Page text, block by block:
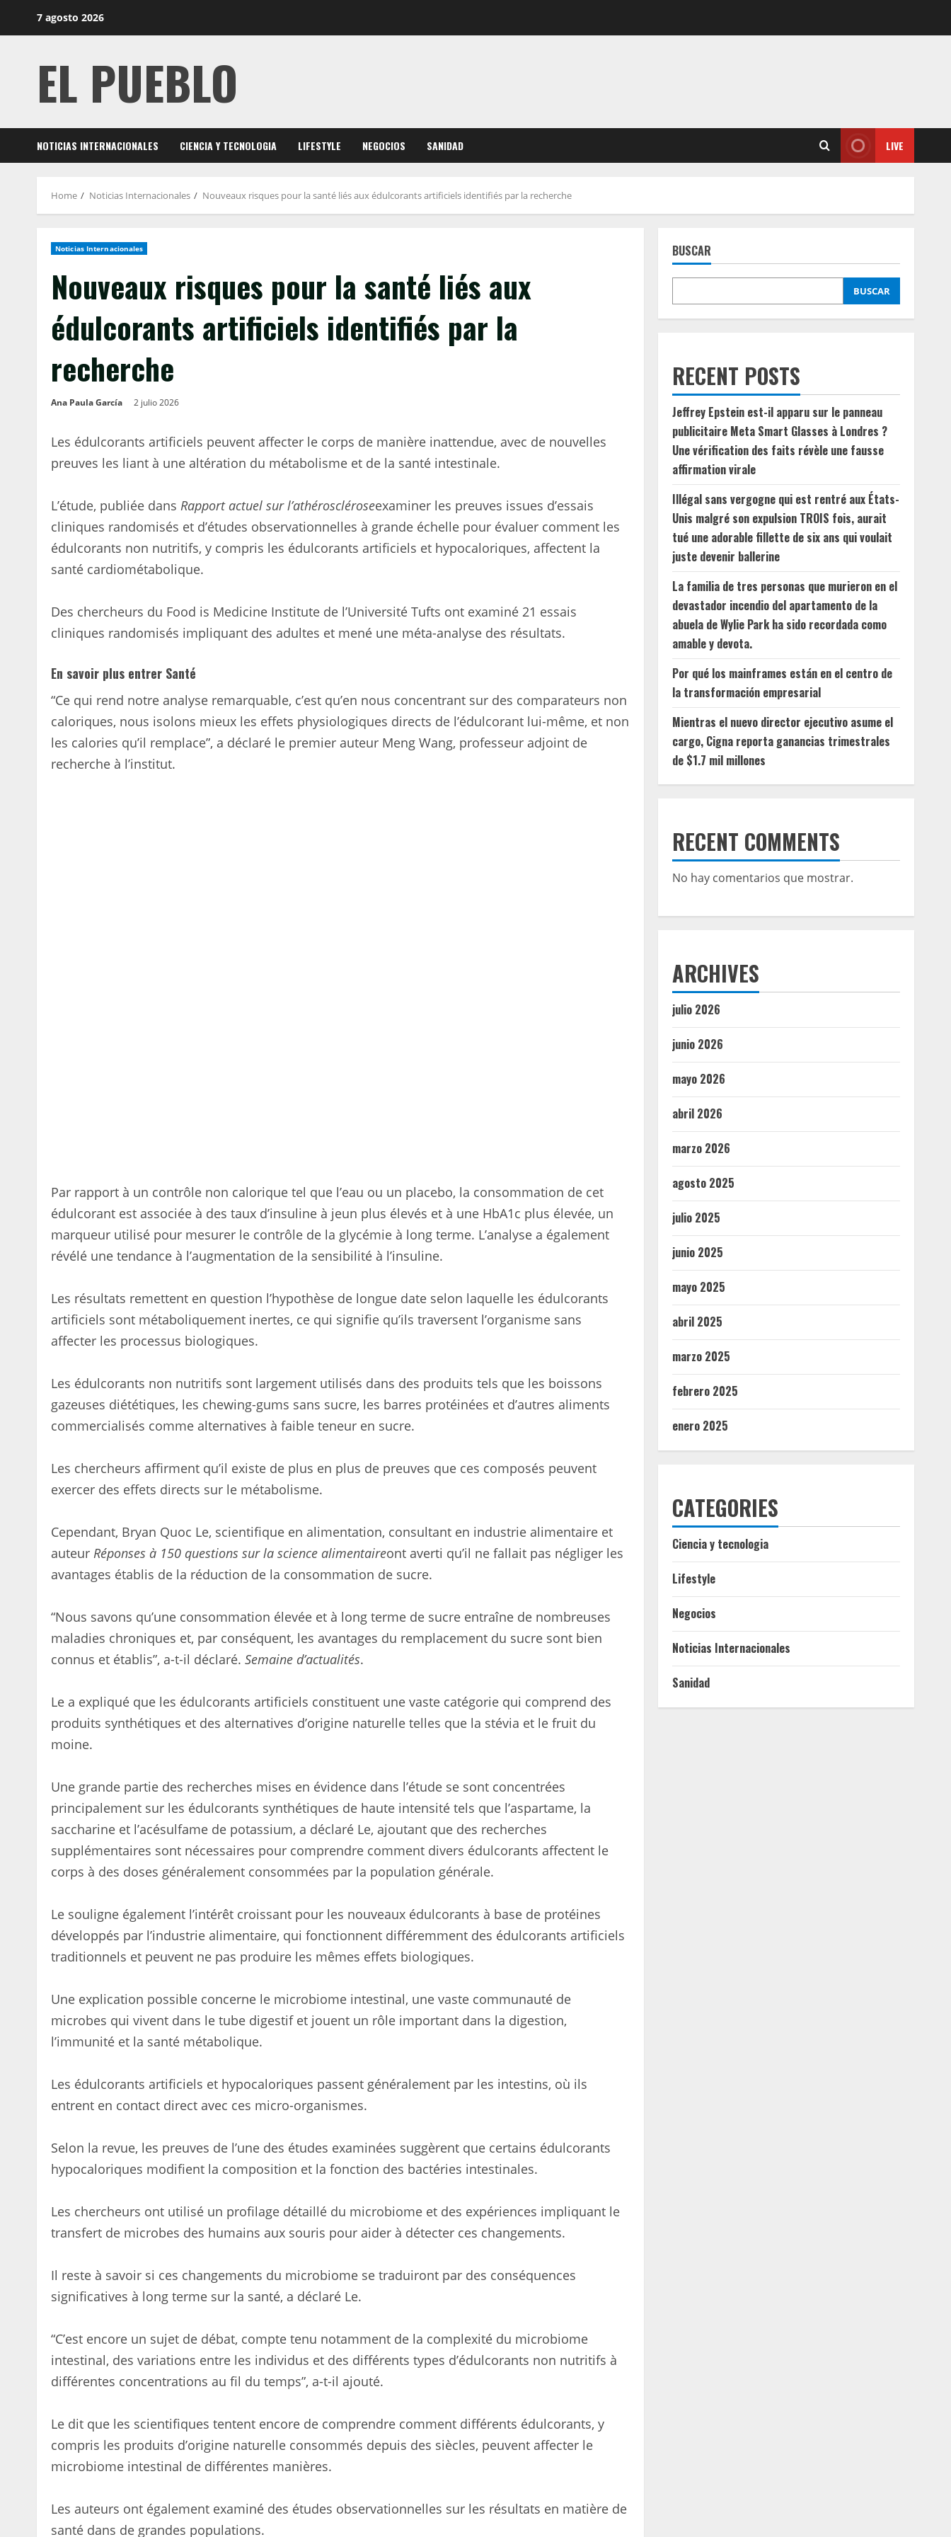
7 agosto 2026
EL PUEBLO
NOTICIAS INTERNACIONALES CIENCIA Y TECNOLOGIA LIFESTYLE NEGOCIOS SANIDAD LIVE
Home Noticias Internacionales Nouveaux risques pour la santé liés aux édulcorants artificiels identifiés par la recherche
Noticias Internacionales
Nouveaux risques pour la santé liés aux
édulcorants artificiels identifiés par la
recherche
Ana Paula García 2 julio 2026
Les édulcorants artificiels peuvent affecter le corps de manière inattendue, avec de nouvelles
preuves les liant à une altération du métabolisme et de la santé intestinale.
L’étude, publiée dans Rapport actuel sur l’athéroscléroseexaminer les preuves issues d’essais
cliniques randomisés et d’études observationnelles à grande échelle pour évaluer comment les
édulcorants non nutritifs, y compris les édulcorants artificiels et hypocaloriques, affectent la
santé cardiométabolique.
Des chercheurs du Food is Medicine Institute de l’Université Tufts ont examiné 21 essais
cliniques randomisés impliquant des adultes et mené une méta-analyse des résultats.
En savoir plus entrer Santé
“Ce qui rend notre analyse remarquable, c’est qu’en nous concentrant sur des comparateurs non
caloriques, nous isolons mieux les effets physiologiques directs de l’édulcorant lui-même, et non
les calories qu’il remplace”, a déclaré le premier auteur Meng Wang, professeur adjoint de
recherche à l’institut.
Par rapport à un contrôle non calorique tel que l’eau ou un placebo, la consommation de cet
édulcorant est associée à des taux d’insuline à jeun plus élevés et à une HbA1c plus élevée, un
marqueur utilisé pour mesurer le contrôle de la glycémie à long terme. L’analyse a également
révélé une tendance à l’augmentation de la sensibilité à l’insuline.
Les résultats remettent en question l’hypothèse de longue date selon laquelle les édulcorants
artificiels sont métaboliquement inertes, ce qui signifie qu’ils traversent l’organisme sans
affecter les processus biologiques.
Les édulcorants non nutritifs sont largement utilisés dans des produits tels que les boissons
gazeuses diététiques, les chewing-gums sans sucre, les barres protéinées et d’autres aliments
commercialisés comme alternatives à faible teneur en sucre.
Les chercheurs affirment qu’il existe de plus en plus de preuves que ces composés peuvent
exercer des effets directs sur le métabolisme.
Cependant, Bryan Quoc Le, scientifique en alimentation, consultant en industrie alimentaire et
auteur Réponses à 150 questions sur la science alimentaireont averti qu’il ne fallait pas négliger les
avantages établis de la réduction de la consommation de sucre.
“Nous savons qu’une consommation élevée et à long terme de sucre entraîne de nombreuses
maladies chroniques et, par conséquent, les avantages du remplacement du sucre sont bien
connus et établis”, a-t-il déclaré. Semaine d’actualités.
Le a expliqué que les édulcorants artificiels constituent une vaste catégorie qui comprend des
produits synthétiques et des alternatives d’origine naturelle telles que la stévia et le fruit du
moine.
Une grande partie des recherches mises en évidence dans l’étude se sont concentrées
principalement sur les édulcorants synthétiques de haute intensité tels que l’aspartame, la
saccharine et l’acésulfame de potassium, a déclaré Le, ajoutant que des recherches
supplémentaires sont nécessaires pour comprendre comment divers édulcorants affectent le
corps à des doses généralement consommées par la population générale.
Le souligne également l’intérêt croissant pour les nouveaux édulcorants à base de protéines
développés par l’industrie alimentaire, qui fonctionnent différemment des édulcorants artificiels
traditionnels et peuvent ne pas produire les mêmes effets biologiques.
Une explication possible concerne le microbiome intestinal, une vaste communauté de
microbes qui vivent dans le tube digestif et jouent un rôle important dans la digestion,
l’immunité et la santé métabolique.
Les édulcorants artificiels et hypocaloriques passent généralement par les intestins, où ils
entrent en contact direct avec ces micro-organismes.
Selon la revue, les preuves de l’une des études examinées suggèrent que certains édulcorants
hypocaloriques modifient la composition et la fonction des bactéries intestinales.
Les chercheurs ont utilisé un profilage détaillé du microbiome et des expériences impliquant le
transfert de microbes des humains aux souris pour aider à détecter ces changements.
Il reste à savoir si ces changements du microbiome se traduiront par des conséquences
significatives à long terme sur la santé, a déclaré Le.
“C’est encore un sujet de débat, compte tenu notamment de la complexité du microbiome
intestinal, des variations entre les individus et des différents types d’édulcorants non nutritifs à
différentes concentrations au fil du temps”, a-t-il ajouté.
Le dit que les scientifiques tentent encore de comprendre comment différents édulcorants, y
compris les produits d’origine naturelle consommés depuis des siècles, peuvent affecter le
microbiome intestinal de différentes manières.
Les auteurs ont également examiné des études observationnelles sur les résultats en matière de
santé dans de grandes populations.
BUSCAR
BUSCAR
RECENT POSTS
Jeffrey Epstein est-il apparu sur le panneau
publicitaire Meta Smart Glasses à Londres ?
Une vérification des faits révèle une fausse
affirmation virale
Illégal sans vergogne qui est rentré aux États-
Unis malgré son expulsion TROIS fois, aurait
tué une adorable fillette de six ans qui voulait
juste devenir ballerine
La familia de tres personas que murieron en el
devastador incendio del apartamento de la
abuela de Wylie Park ha sido recordada como
amable y devota.
Por qué los mainframes están en el centro de
la transformación empresarial
Mientras el nuevo director ejecutivo asume el
cargo, Cigna reporta ganancias trimestrales
de $1.7 mil millones
RECENT COMMENTS
No hay comentarios que mostrar.
ARCHIVES
julio 2026
junio 2026
mayo 2026
abril 2026
marzo 2026
agosto 2025
julio 2025
junio 2025
mayo 2025
abril 2025
marzo 2025
febrero 2025
enero 2025
CATEGORIES
Ciencia y tecnologia
Lifestyle
Negocios
Noticias Internacionales
Sanidad